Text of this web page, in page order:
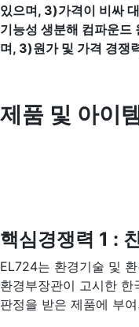
있으며, 3)가격이 비싸
기능성 생분해 컴파운드
며, 3)원가 및 가격 경쟁
제품 및 아이
핵심경쟁력 1 :
EL724는 환경기술 및
환경부장관이 고시한
판정을 받은 제품에 부